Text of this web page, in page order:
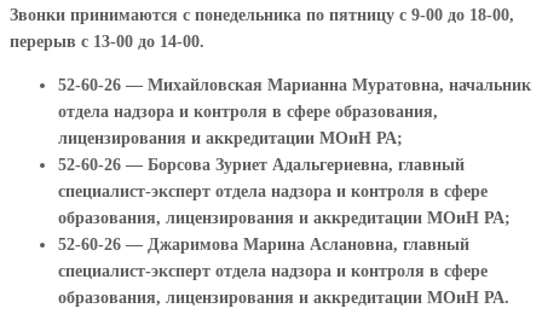
Звонки принимаются с понедельника по пятницу с 9-00 до 18-00,
перерыв с 13-00 до 14-00.
52-60-26 — Михайловская Марианна Муратовна, начальник
отдела надзора и контроля в сфере образования,
лицензирования и аккредитации МОиН РА;
52-60-26 — Борсова Зуриет Адальгериевна, главный
специалист-эксперт отдела надзора и контроля в сфере
образования, лицензирования и аккредитации МОиН РА;
52-60-26 — Джаримова Марина Аслановна, главный
специалист-эксперт отдела надзора и контроля в сфере
образования, лицензирования и аккредитации МОиН РА.